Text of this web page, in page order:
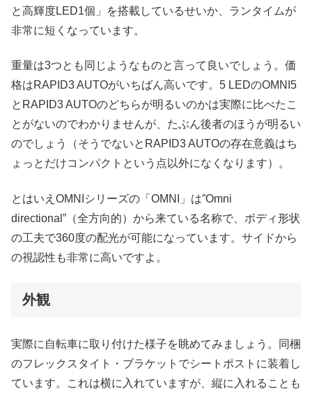
と高輝度LED1個」を搭載しているせいか、ランタイムが
非常に短くなっています。
重量は3つとも同じようなものと言って良いでしょう。価
格はRAPID3 AUTOがいちばん高いです。5 LEDのOMNI5
とRAPID3 AUTOのどちらが明るいのかは実際に比べたこ
とがないのでわかりませんが、たぶん後者のほうが明るい
のでしょう（そうでないとRAPID3 AUTOの存在意義はち
ょっとだけコンパクトという点以外になくなります）。
とはいえOMNIシリーズの「OMNI」は”Omni
directional”（全方向的）から来ている名称で、ボディ形状
の工夫で360度の配光が可能になっています。サイドから
の視認性も非常に高いですよ。
外観
実際に自転車に取り付けた様子を眺めてみましょう。同梱
のフレックスタイト・ブラケットでシートポストに装着し
ています。これは横に入れていますが、縦に入れることも